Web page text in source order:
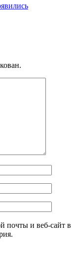
почты и веб-сайт в